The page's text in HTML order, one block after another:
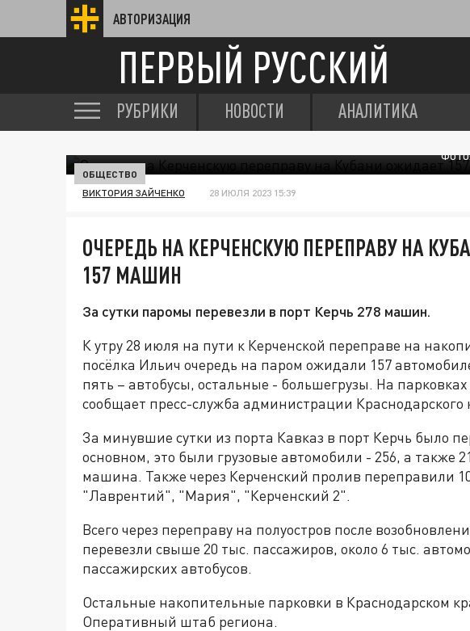
АВТОРИЗАЦИЯ
ПЕРВЫЙ РУССКИЙ
РУБРИКИ НОВОСТИ АНАЛИТИКА
ОБЩЕСТВО
ВИКТОРИЯ ЗАЙЧЕНКО 28 ИЮЛЯ 2023 15:39
ОЧЕРЕДЬ НА КЕРЧЕНСКУЮ ПЕРЕПРАВУ НА
157 МАШИН
За сутки паромы перевезли в порт Керчь 278 машин.
К утру 28 июля на пути к Керченской переправе на
посёлка Ильич очередь на паром ожидали 157
пять – автобусы, остальные - большегрузы. На
сообщает пресс-служба администрации Краснодарского
За минувшие сутки из порта Кавказ в порт Керчь было
основном, это были грузовые автомобили - 256, а также
машина. Также через Керченский пролив переправили
"Лаврентий", "Мария", "Керченский 2".
Всего через переправу на полуостров после
перевезли свыше 20 тыс. пассажиров, около 6 тыс.
пассажирских автобусов.
Остальные накопительные парковки в Краснодарском
Оперативный штаб региона.